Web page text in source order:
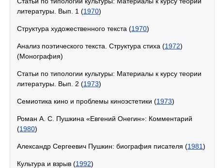
литературы. Вып. 1 (1970)
Структура художественного текста (1970)
Анализ поэтического текста. Структура стиха (1972)
(Монография)
Статьи по типологии культуры: Материалы к курсу теории
литературы. Вып. 2 (1973)
Семиотика кино и проблемы киноэстетики (1973)
Роман А. С. Пушкина «Евгений Онегин»: Комментарий
(1980)
Александр Сергеевич Пушкин: биография писателя (1981)
Культура и взрыв (1992)